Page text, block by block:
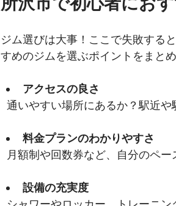
ジム選びは大事！ここで失敗する
すめのジムを選ぶポイントをまとめ
アクセスの良さ
通いやすい場所にあるか？駅近
料金プランのわかりやすさ
月額制や回数券など、自分のペ
設備の充実度